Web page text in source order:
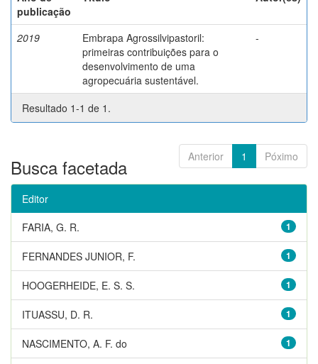
publicação
2019
Embrapa Agrossilvipastoril:
primeiras contribuições para o
desenvolvimento de uma
agropecuária sustentável.
-
Resultado 1-1 de 1.
Anterior 1 Póximo
Busca facetada
Editor
1
FARIA, G. R.
1
FERNANDES JUNIOR, F.
1
HOOGERHEIDE, E. S. S.
1
ITUASSU, D. R.
1
NASCIMENTO, A. F. do